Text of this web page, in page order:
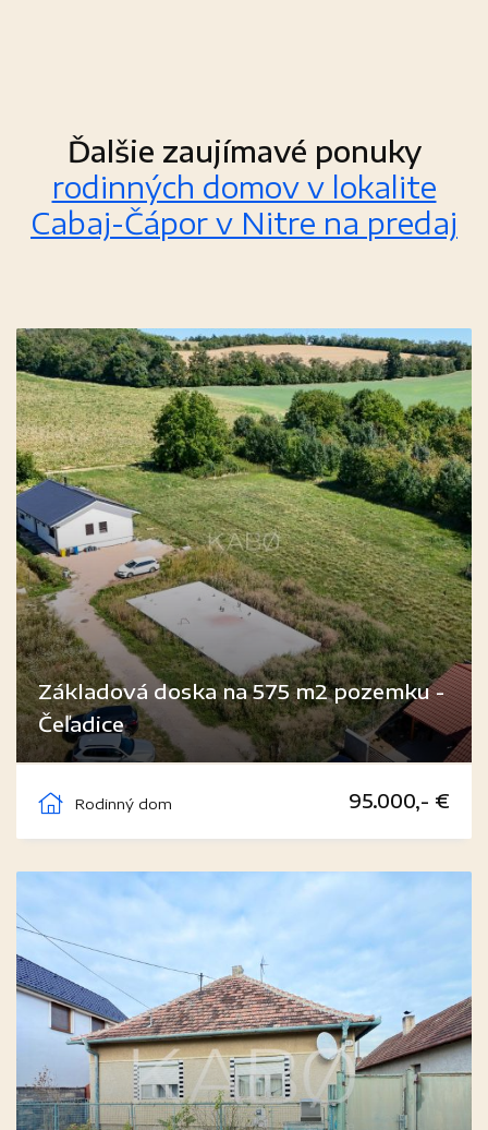
Ďalšie zaujímavé ponuky
rodinných domov v lokalite
Cabaj-Čápor v Nitre na predaj
Základová doska na 575 m2 pozemku -
Čeľadice
Rodinný dom
95.000,- €